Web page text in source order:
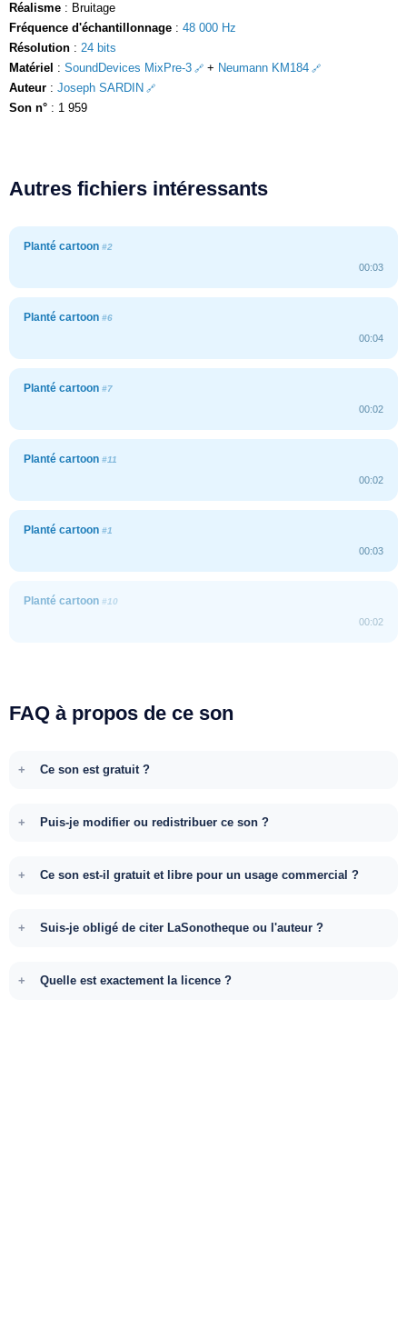
Réalisme : Bruitage
Fréquence d'échantillonnage : 48 000 Hz
Résolution : 24 bits
Matériel : SoundDevices MixPre-3 + Neumann KM184
Auteur : Joseph SARDIN
Son n° : 1 959
Autres fichiers intéressants
Planté cartoon #2
00:03
Planté cartoon #6
00:04
Planté cartoon #7
00:02
Planté cartoon #11
00:02
Planté cartoon #1
00:03
Planté cartoon #10
00:02
FAQ à propos de ce son
Ce son est gratuit ?
Puis-je modifier ou redistribuer ce son ?
Ce son est-il gratuit et libre pour un usage commercial ?
Suis-je obligé de citer LaSonotheque ou l'auteur ?
Quelle est exactement la licence ?